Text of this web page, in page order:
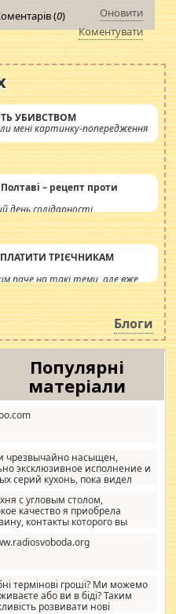
(0)
Оновити
Коментувати
УБИВСТВОМ
мені картинку-попередження
– рецепт проти
день солідарності
ТРІЄЧНИКАМ
паче на такі теми, але вже
сьогоднішні інсенуації
питання. Штучно
катастрофа.
Блоги
Популярні
матеріали
чрезвычайно насыщен,
эксклюзивное исполнение и
серий кухонь, пока видел
и что главное -
наворотов удорожающих
с угловым столом,
качество я приобрела
контакты которого вы
термінові гроші? Ми можемо
або ви в біді? Таким
розвивати нові